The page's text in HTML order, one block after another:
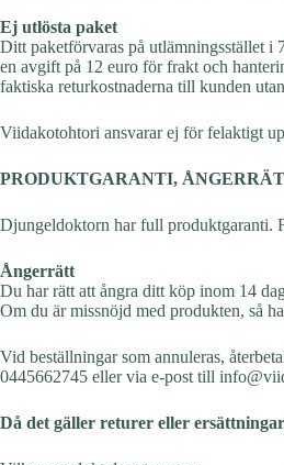
Ej utlösta paket
Ditt paketförvaras på utlämningsstället i
en avgift på 12 euro för frakt och
faktiska returkostnaderna till kunden
Viidakotohtori ansvarar ej för felaktigt
PRODUKTGARANTI,
Djungeldoktorn har full produktgaranti.
Ångerrätt
Du har rätt att ångra ditt köp inom 14
Om du är missnöjd med produkten, så
Vid beställningar som annuleras,
0445662745 eller via e-post till
Då det gäller returer eller